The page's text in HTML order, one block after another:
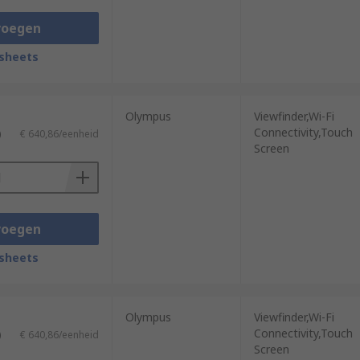
€ 640,86/eenheid
Olympus
Viewfinder,Wi-Fi
Connectivity,Touch
Screen
€ 640,86/eenheid
Olympus
Viewfinder,Wi-Fi
Connectivity,Touch
Screen